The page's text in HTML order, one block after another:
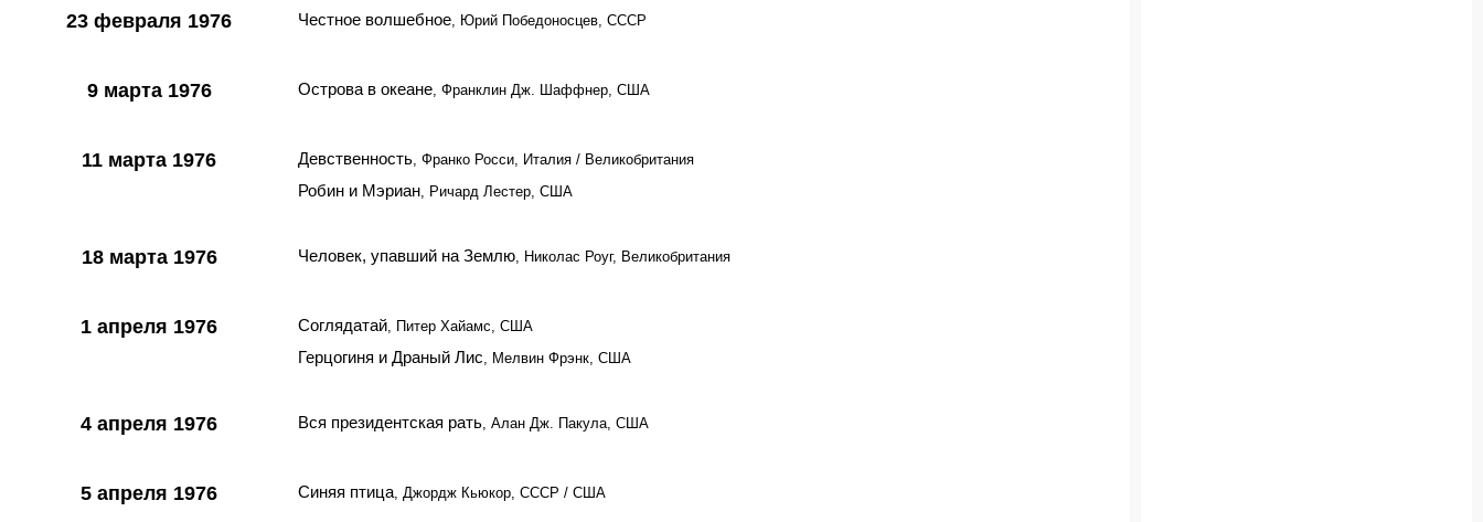
23 февраля 1976 Честное волшебное, Юрий Победоносцев, СССР
9 марта 1976 Острова в океане, Франклин Дж. Шаффнер, США
11 марта 1976 Девственность, Франко Росси, Италия / Великобритания
Робин и Мэриан, Ричард Лестер, США
18 марта 1976 Человек, упавший на Землю, Николас Роуг, Великобритания
1 апреля 1976 Соглядатай, Питер Хайамс, США
Герцогиня и Драный Лис, Мелвин Фрэнк, США
4 апреля 1976 Вся президентская рать, Алан Дж. Пакула, США
5 апреля 1976 Синяя птица, Джордж Кьюкор, СССР / США